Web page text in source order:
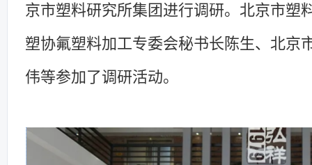
京市塑料研究所集团进行调研。北京市塑
塑协氟塑料加工专委会秘书长陈生、北京
伟等参加了调研活动。